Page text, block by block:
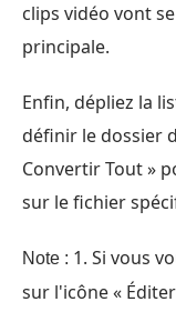
clips vidéo vont
principale.
Enfin, dépliez la
définir le dossier
Convertir Tout »
sur le fichier
Note : 1. Si vous
sur l'icône «